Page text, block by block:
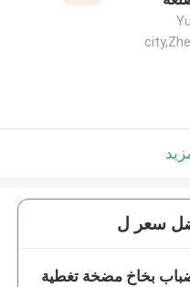
سعر ل
بخاخ مضخة تغطية